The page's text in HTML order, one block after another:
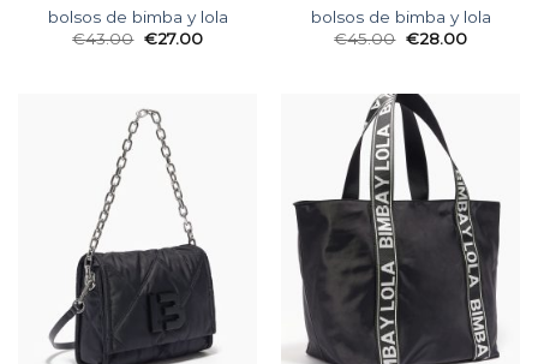
bolsos de bimba y lola
€43.00 €27.00
bolsos de bimba y lola
€45.00 €28.00